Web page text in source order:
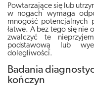
Powtarzające się lub
w nogach wymaga
mnogość potencjalnych
łatwe. A bez tego się nie
zwalczyć te
podstawową lub
dolegliwości.
Badania
kończyn